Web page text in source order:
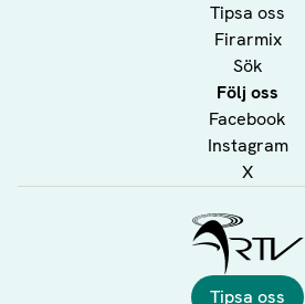
Tipsa oss
Firarmix
Sök
Följ oss
Facebook
Instagram
X
Tipsa oss